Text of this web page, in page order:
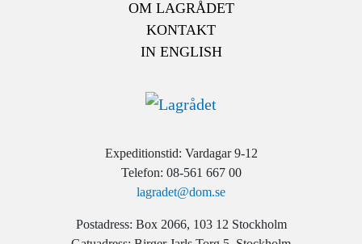
OM LAGRÅDET
KONTAKT
IN ENGLISH
Expeditionstid: Vardagar 9-12
Telefon: 08-561 667 00
lagradet@dom.se
Postadress: Box 2066, 103 12 Stockholm